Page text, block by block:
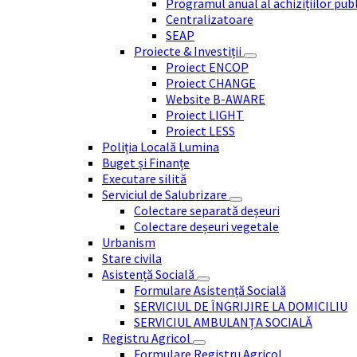
Programul anual al achizițiilor
Centralizatoare
SEAP
Proiecte & Investiții
Proiect ENCOP
Proiect CHANGE
Website B-AWARE
Proiect LIGHT
Proiect LESS
Poliția Locală Lumina
Buget și Finanțe
Executare silită
Serviciul de Salubrizare
Colectare separată deșeuri
Colectare deșeuri vegetale
Urbanism
Stare civila
Asistență Socială
Formulare Asistență Socială
SERVICIUL DE ÎNGRIJIRE LA DOMICILIU
SERVICIUL AMBULANȚA SOCIALĂ
Registru Agricol
Formulare Registru Agricol